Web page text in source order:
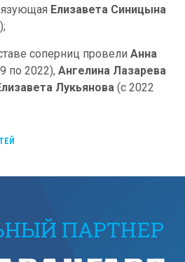
Елизавета Синицына
соперниц провели Анна
по 2022), Ангелина Лазарева
Лукьянова (с 2022
ПАРТНЕР